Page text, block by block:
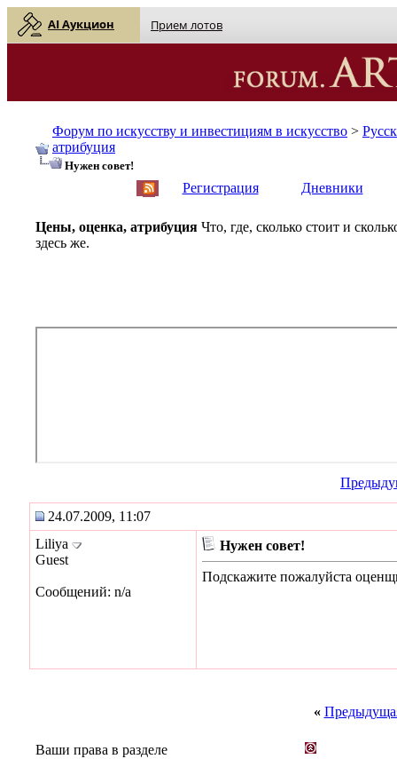
AI Аукцион Прием лотов
Форум по искусству и инвестициям в искусство >
атрибуция
Нужен совет!
Регистрация Дневники
Цены, оценка, атрибуция Что, где, сколько стоит и
здесь же.
24.07.2009, 11:07
Liliya
Guest
Сообщений: n/a
Нужен совет!
Подскажите пожалуйста
«
Ваши права в разделе